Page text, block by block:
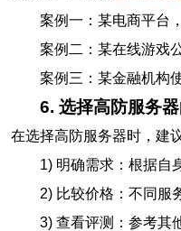
案例一：某电商平台
案例二：某在线游戏
案例三：某金融机构
6. 选择高防服务
在选择高防服务器时，建
1) 明确需求：根据自
2) 比较价格：不同服
3) 查看评测：参考其